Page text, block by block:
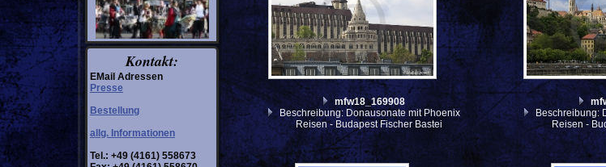
Kontakt:
EMail Adressen
Presse
Bestellung
allg. Informationen
Tel.: +49 (4161) 558673
mfw18_169908
Beschreibung: Donausonate mit Phoenix
Reisen - Budapest Fischer Bastei
Beschreibung:
Reisen -